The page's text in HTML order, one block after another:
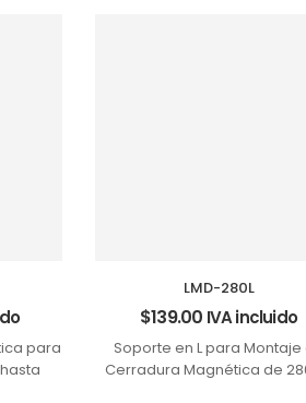
para
LMD-280L
$139.00 IVA incluido
Soporte en L para Montaje
Cerradura Magnética de